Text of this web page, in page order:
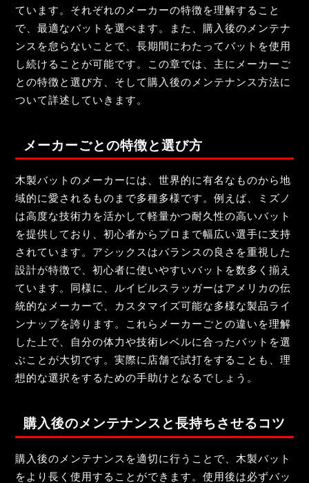
ています。それぞれのメーカーの特徴を理解すること
で、最適なバットを選べます。また、購入後のメンテナ
ンスを怠らないことで、長期間にわたってバットを使用
し続けることが可能です。この章では、主にメーカーご
との特徴と選び方、そして購入後のメンテナンス方法に
ついて詳述していきます。
メーカーごとの特徴と選び方
木製バットのメーカーには、世界的に有名なものから地
域的に愛されるものまで多種多様です。例えば、ミズノ
は高度な技術力を活かして軽量かつ耐久性の高いバット
を提供しており、初心者からプロまで幅広い選手に支持
されています。アシックスはバランスの良さを重視した
設計が特徴で、初心者に使いやすいバットを数多く揃え
ています。同様に、ルイビルスラッガーはアメリカの伝
統的なメーカーで、カスタマイズ可能な多様な製品ライ
ンナップを誇ります。これらメーカーごとの違いを理解
した上で、自分の体力や技術レベルに合ったバットを選
ぶことが大切です。実際に店舗で試打をすることも、理
想的な選択をするための手助けとなるでしょう。
購入後のメンテナンスと長持ちさせるコツ
購入後のメンテナンスを適切に行うことで、木製バット
をより長く使用することができます。使用後は必ずバッ